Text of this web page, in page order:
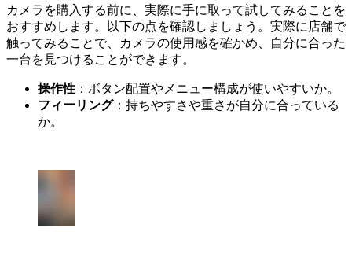
カメラを購入する前に、実際に手に取って試してみることを
おすすめします。以下の点を確認しましょう。実際に店舗で
触ってみることで、カメラの使用感を確かめ、自分に合った
一台を見つけることができます。
操作性 ：ボタン配置やメニュー構成が使いやすいか。
フィーリング：持ちやすさや重さが自分に合っている
か。